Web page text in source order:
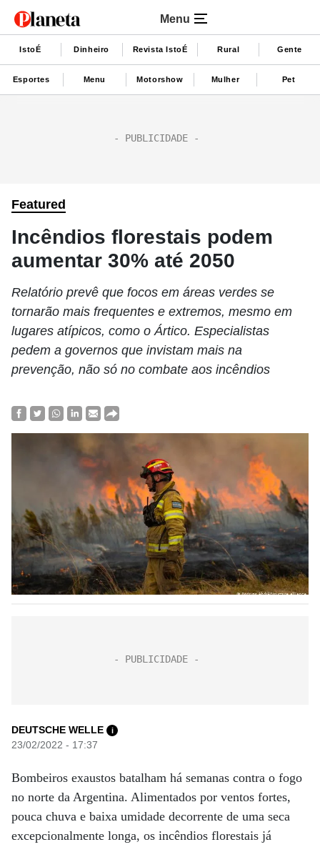
Menu
IstoÉ Dinheiro Revista IstoÉ Rural Gente
Esportes Menu Motorshow Mulher Pet
Featured
Incêndios florestais podem
aumentar 30% até 2050
Relatório prevê que focos em áreas verdes se
tornarão mais frequentes e extremos, mesmo em
lugares atípicos, como o Ártico. Especialistas
pedem a governos que invistam mais na
prevenção, não só no combate aos incêndios
DEUTSCHE WELLE i
23/02/2022 - 17:37
Bombeiros exaustos batalham há semanas contra o fogo
no norte da Argentina. Alimentados por ventos fortes,
pouca chuva e baixa umidade decorrente de uma seca
excepcionalmente longa, os incêndios florestais já